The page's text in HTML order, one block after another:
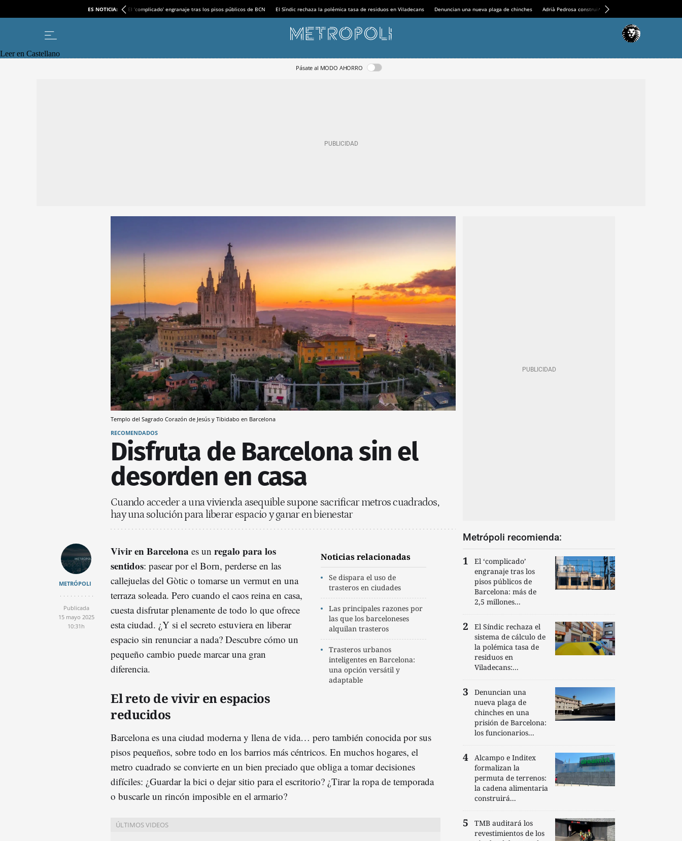
ES NOTICIA: El ‘complicado’ engranaje tras los pisos públicos de BCN El Síndic rechaza la polémica tasa de residuos en Viladecans Denuncian una nueva plaga de chinches Adrià Pedrosa construirá la nueva residencia en el
Leer en Castellano
Pásate al MODO AHORRO
Templo del Sagrado Corazón de Jesús y Tibidabo en Barcelona
RECOMENDADOS
Disfruta de Barcelona sin el
desorden en casa
Cuando acceder a una vivienda asequible supone sacrificar metros cuadrados,
hay una solución para liberar espacio y ganar en bienestar
METRÓPOLI
Publicada
15 mayo 2025
10:31h
Noticias relacionadas
Se dispara el uso de
trasteros en ciudades
Las principales razones por
las que los barceloneses
alquilan trasteros
Trasteros urbanos
inteligentes en Barcelona:
una opción versátil y
adaptable
Vivir en Barcelona es un regalo para los
sentidos: pasear por el Born, perderse en las
callejuelas del Gòtic o tomarse un vermut en una
terraza soleada. Pero cuando el caos reina en casa,
cuesta disfrutar plenamente de todo lo que ofrece
esta ciudad. ¿Y si el secreto estuviera en liberar
espacio sin renunciar a nada? Descubre cómo un
pequeño cambio puede marcar una gran
diferencia.
El reto de vivir en espacios
reducidos
Barcelona es una ciudad moderna y llena de vida… pero también conocida por sus
pisos pequeños, sobre todo en los barrios más céntricos. En muchos hogares, el
metro cuadrado se convierte en un bien preciado que obliga a tomar decisiones
difíciles: ¿Guardar la bici o dejar sitio para el escritorio? ¿Tirar la ropa de temporada
o buscarle un rincón imposible en el armario?
Metrópoli recomienda:
El ‘complicado’
engranaje tras los
pisos públicos de
Barcelona: más de
2,5 millones...
El Síndic rechaza el
sistema de cálculo de
la polémica tasa de
residuos en
Viladecans:...
Denuncian una
nueva plaga de
chinches en una
prisión de Barcelona:
los funcionarios...
Alcampo e Inditex
formalizan la
permuta de terrenos:
la cadena alimentaria
construirá...
TMB auditará los
revestimientos de los